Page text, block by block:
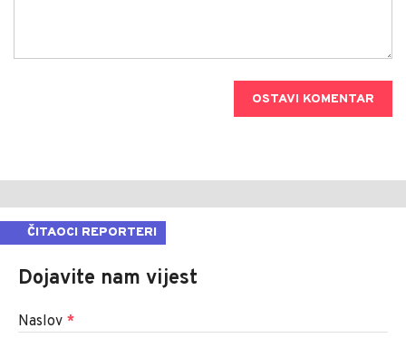
OSTAVI KOMENTAR
ČITAOCI REPORTERI
Dojavite nam vijest
Naslov *